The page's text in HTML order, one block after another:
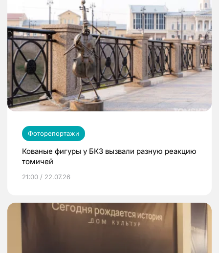
Фоторепортажи
Кованые фигуры у БКЗ вызвали разную реакцию
томичей
21:00 / 22.07.26